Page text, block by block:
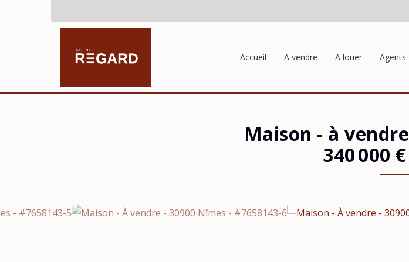
Accueil A vendre A louer Agents
Maison - à vendre
340 000 €